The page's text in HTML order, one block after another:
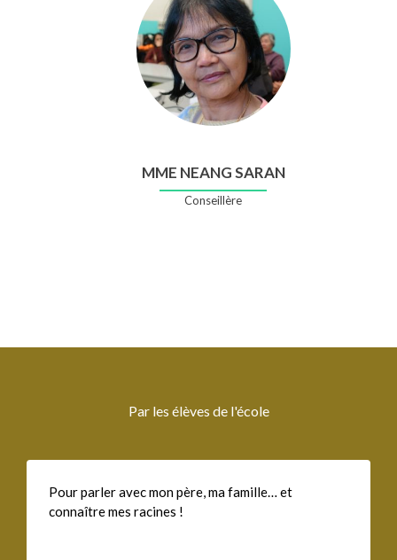
MadelaMadela
Madela
MME NEANG SARAN
Conseillère
Par les élèves de l'école
Pour parler avec mon père, ma famille… et
connaître mes racines !